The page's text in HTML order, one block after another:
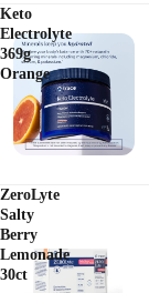
Keto
Electrolyte
369g
Orange
ZeroLyte
Salty
Berry
Lemonade
30ct